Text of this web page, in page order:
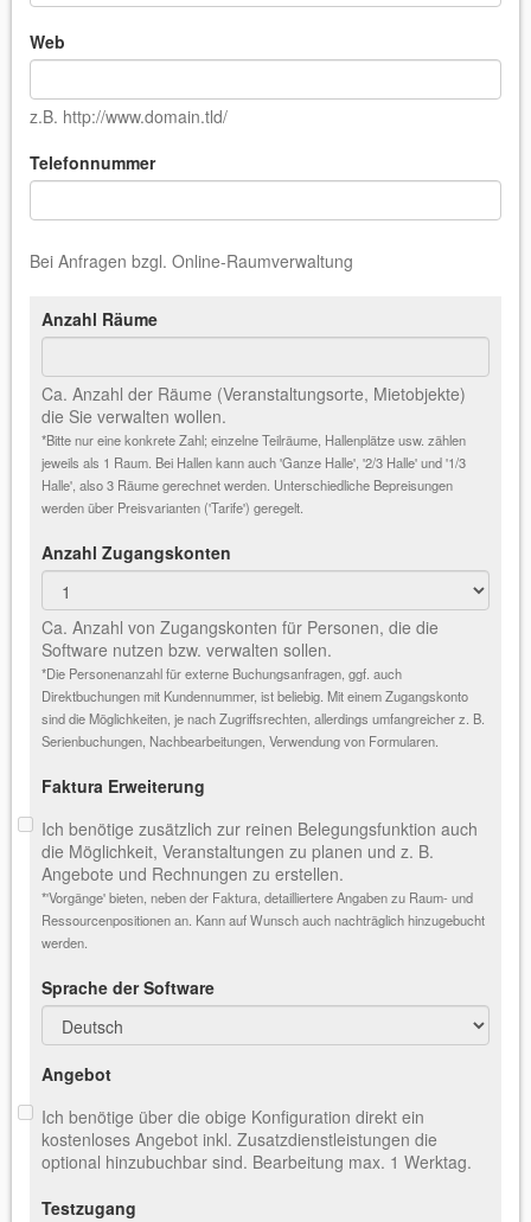
Web
z.B. http://www.domain.tld/
Telefonnummer
Bei Anfragen bzgl. Online-Raumverwaltung
Anzahl Räume
Ca. Anzahl der Räume (Veranstaltungsorte, Mietobjekte)
die Sie verwalten wollen.
*Bitte nur eine konkrete Zahl; einzelne Teilräume, Hallenplätze usw. zählen
jeweils als 1 Raum. Bei Hallen kann auch 'Ganze Halle', '2/3 Halle' und '1/3
Halle', also 3 Räume gerechnet werden. Unterschiedliche Bepreisungen
werden über Preisvarianten ('Tarife') geregelt.
Anzahl Zugangskonten
Ca. Anzahl von Zugangskonten für Personen, die die
Software nutzen bzw. verwalten sollen.
*Die Personenanzahl für externe Buchungsanfragen, ggf. auch
Direktbuchungen mit Kundennummer, ist beliebig. Mit einem Zugangskonto
sind die Möglichkeiten, je nach Zugriffsrechten, allerdings umfangreicher z. B.
Serienbuchungen, Nachbearbeitungen, Verwendung von Formularen.
Faktura Erweiterung
Ich benötige zusätzlich zur reinen Belegungsfunktion auch
die Möglichkeit, Veranstaltungen zu planen und z. B.
Angebote und Rechnungen zu erstellen.
*'Vorgänge' bieten, neben der Faktura, detailliertere Angaben zu Raum- und
Ressourcenpositionen an. Kann auf Wunsch auch nachträglich hinzugebucht
werden.
Sprache der Software
Angebot
Ich benötige über die obige Konfiguration direkt ein
kostenloses Angebot inkl. Zusatzdienstleistungen die
optional hinzubuchbar sind. Bearbeitung max. 1 Werktag.
Testzugang